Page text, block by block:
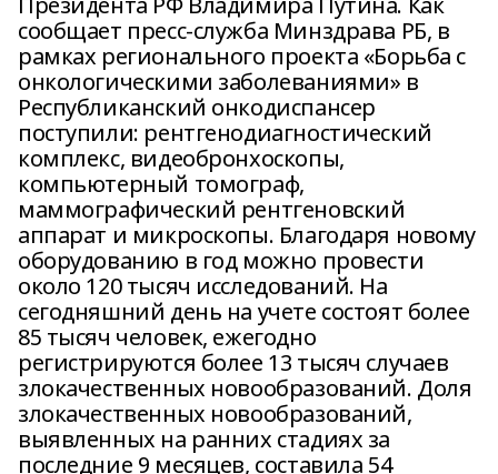
сообщает пресс-служба Минздрава РБ, в
рамках регионального проекта «Борьба с
онкологическими заболеваниями» в
Республиканский онкодиспансер
поступили: рентгенодиагностический
комплекс, видеобронхоскопы,
компьютерный томограф,
маммографический рентгеновский
аппарат и микроскопы. Благодаря новому
оборудованию в год можно провести
около 120 тысяч исследований. На
сегодняшний день на учете состоят более
85 тысяч человек, ежегодно
регистрируются более 13 тысяч случаев
злокачественных новообразований. Доля
злокачественных новообразований,
выявленных на ранних стадиях за
последние 9 месяцев, составила 54